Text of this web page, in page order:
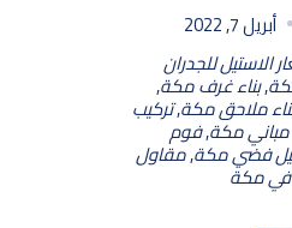
أبريل 7, 2022
الاستيل للجدران
,بناء غرف مكة,
ملاحق مكة,تركيب
مكة,فوم
فضي مكة,مقاول
في مكة